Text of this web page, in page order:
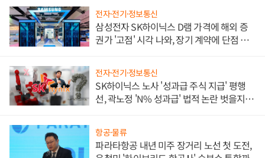
전자·전기·정보통신
삼성전자 SK하이닉스 D램 가격에 해외 증
권가 '고점' 시각 나와, 장기 계약에 단점 부
전자·전기·정보통신
SK하이닉스 노사 '성과급 주식 지급' 평행
선, 곽노정 'N% 성과급' 법적 논란 벗을지 주
항공·물류
파라타항공 내년 미주 장거리 노선 첫 도전,